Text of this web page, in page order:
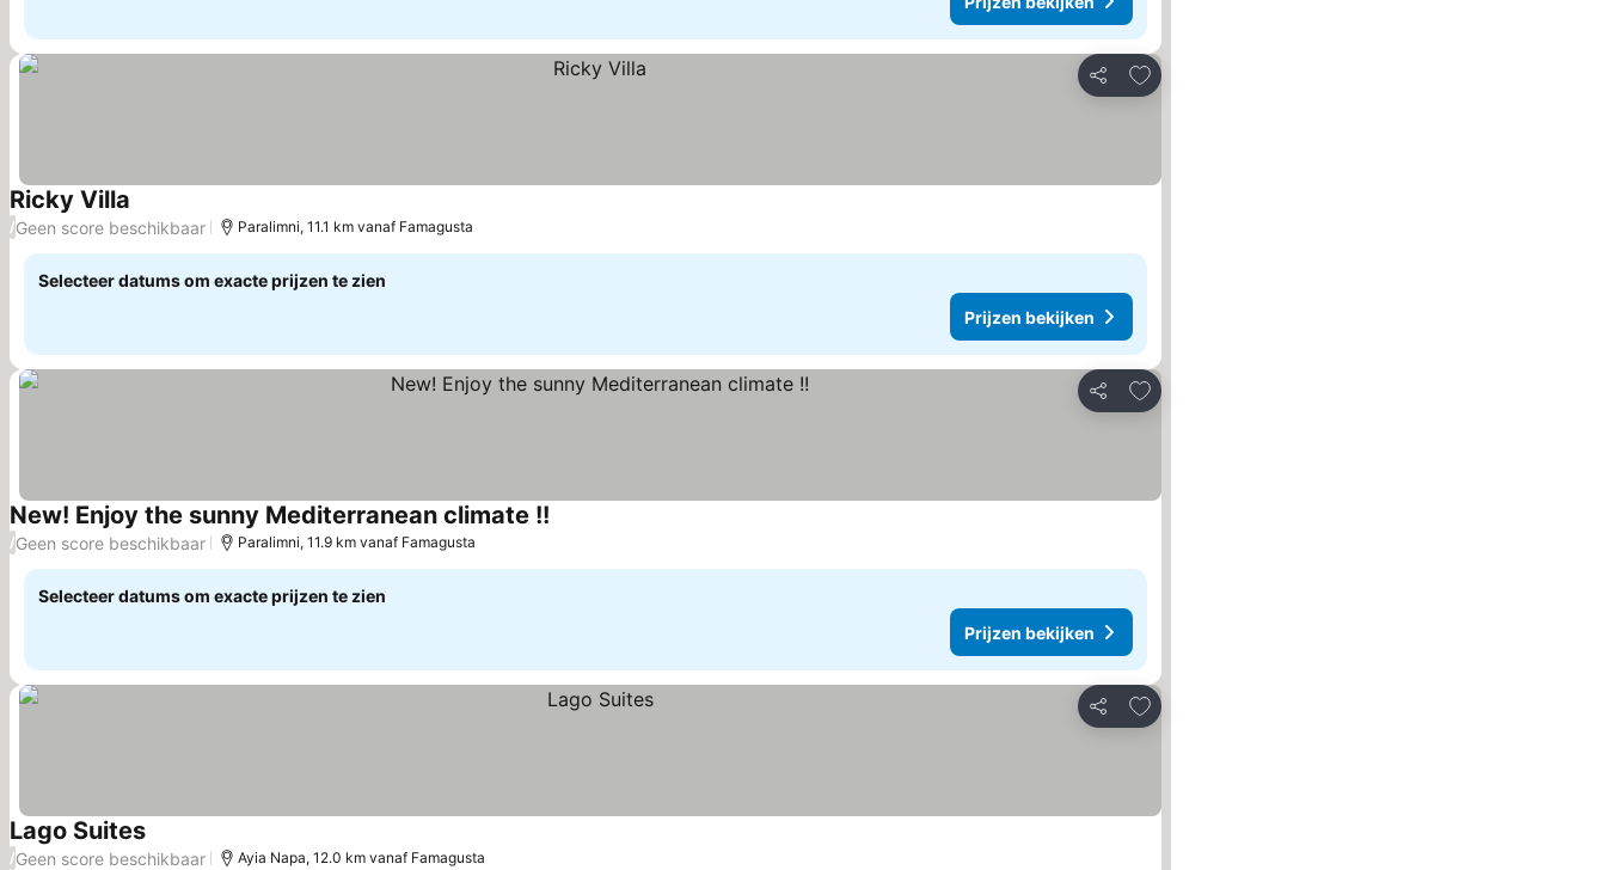
Delen
Toevoegen aan favorieten
Ricky Villa Prijzen bekijken
/Geen score beschikbaar Paralimni, 11.1 km vanaf Famagusta
Selecteer datums om exacte prijzen te zien
Prijzen bekijken
Delen
Toevoegen aan favorieten
New! Enjoy the sunny Mediterranean climate !!
/Geen score beschikbaar Paralimni, 11.9 km vanaf Famagusta
Selecteer datums om exacte prijzen te zien
Prijzen bekijken
Delen
Toevoegen aan favorieten
Lago SuitesPrijzen bekijken
/Geen score beschikbaar Ayia Napa, 12.0 km vanaf Famagusta